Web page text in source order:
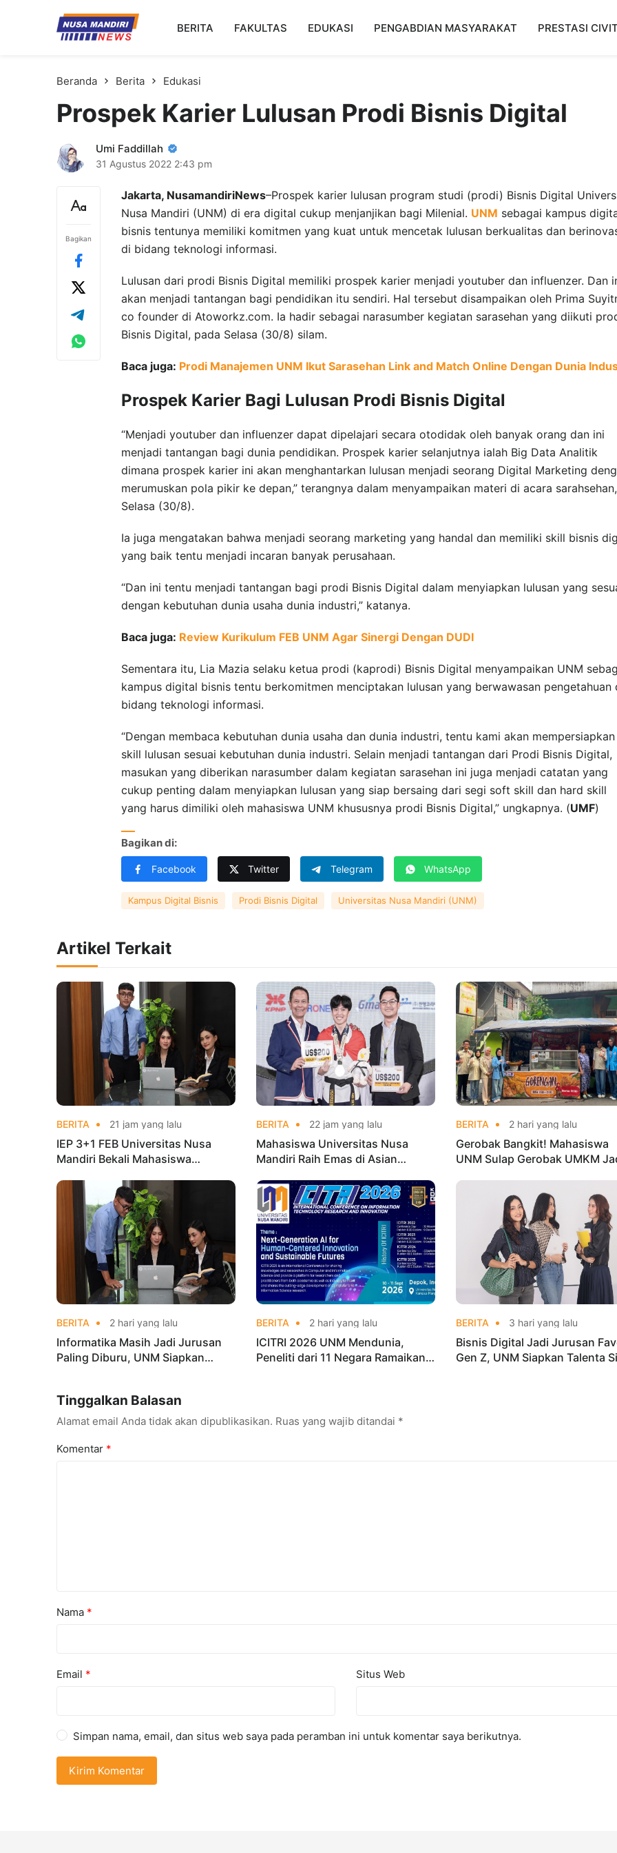
Kampus Digital Bisnis
Universitas Nusa Mandiri
BERITA FAKULTAS EDUKASI PENGABDIAN MASYARAKAT PRESTASI
Beranda Berita Edukasi
Prospek Karier Lulusan Prodi Bisnis Digital
Umi Faddillah
31 Agustus 2022 2:43 pm
Bagikan
Jakarta, NusamandiriNews–Prospek karier lulusan program studi (prodi) Bisnis Digital
Nusa Mandiri (UNM) di era digital cukup menjanjikan bagi Milenial. UNM sebagai kampus
bisnis tentunya memiliki komitmen yang kuat untuk mencetak lulusan berkualitas dan
di bidang teknologi informasi.
Lulusan dari prodi Bisnis Digital memiliki prospek karier menjadi youtuber dan influenzer. Dan
akan menjadi tantangan bagi pendidikan itu sendiri. Hal tersebut disampaikan oleh Prima
co founder di Atoworkz.com. Ia hadir sebagai narasumber kegiatan sarasehan yang diikuti
Bisnis Digital, pada Selasa (30/8) silam.
Baca juga: Prodi Manajemen UNM Ikut Sarasehan Link and Match Online Dengan Dunia
Prospek Karier Bagi Lulusan Prodi Bisnis Digital
“Menjadi youtuber dan influenzer dapat dipelajari secara otodidak oleh banyak orang dan ini
menjadi tantangan bagi dunia pendidikan. Prospek karier selanjutnya ialah Big Data Analitik
dimana prospek karier ini akan menghantarkan lulusan menjadi seorang Digital Marketing
merumuskan pola pikir ke depan,” terangnya dalam menyampaikan materi di acara sarahsehan,
Selasa (30/8).
Ia juga mengatakan bahwa menjadi seorang marketing yang handal dan memiliki skill bisnis
yang baik tentu menjadi incaran banyak perusahaan.
“Dan ini tentu menjadi tantangan bagi prodi Bisnis Digital dalam menyiapkan lulusan yang
dengan kebutuhan dunia usaha dunia industri,” katanya.
Baca juga: Review Kurikulum FEB UNM Agar Sinergi Dengan DUDI
Sementara itu, Lia Mazia selaku ketua prodi (kaprodi) Bisnis Digital menyampaikan UNM
kampus digital bisnis tentu berkomitmen menciptakan lulusan yang berwawasan pengetahuan
bidang teknologi informasi.
“Dengan membaca kebutuhan dunia usaha dan dunia industri, tentu kami akan mempersiapkan
skill lulusan sesuai kebutuhan dunia industri. Selain menjadi tantangan dari Prodi Bisnis Digital,
masukan yang diberikan narasumber dalam kegiatan sarasehan ini juga menjadi catatan yang
cukup penting dalam menyiapkan lulusan yang siap bersaing dari segi soft skill dan hard skill
yang harus dimiliki oleh mahasiswa UNM khususnya prodi Bisnis Digital,” ungkapnya. (UMF)
Bagikan di:
Facebook Twitter Telegram WhatsApp
Kampus Digital Bisnis Prodi Bisnis Digital Universitas Nusa Mandiri (UNM)
Artikel Terkait
BERITA 21 jam yang lalu
IEP 3+1 FEB Universitas Nusa
Mandiri Bekali Mahasiswa
BERITA 22 jam yang lalu
Mahasiswa Universitas Nusa
Mandiri Raih Emas di Asian
Championships 2026
BERITA 2 hari yang lalu
Gerobak Bangkit! Mahasiswa
UNM Sulap Gerobak UMKM
BERITA 2 hari yang lalu
Informatika Masih Jadi Jurusan
Paling Diburu, UNM Siapkan
BERITA 2 hari yang lalu
ICITRI 2026 UNM Mendunia,
Peneliti dari 11 Negara Ramaikan
BERITA 3 hari yang lalu
Bisnis Digital Jadi Jurusan
Gen Z, UNM Siapkan Talenta
Tinggalkan Balasan
Alamat email Anda tidak akan dipublikasikan. Ruas yang wajib ditandai *
Komentar *
Nama *
Email * Situs Web
Simpan nama, email, dan situs web saya pada peramban ini untuk komentar saya berikutnya.